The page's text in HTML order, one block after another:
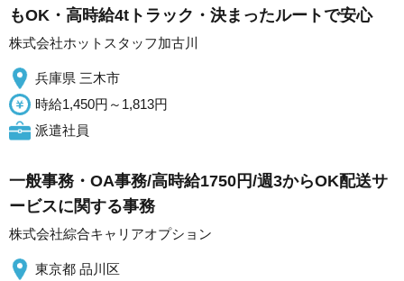
もOK・高時給4tトラック・決まったルートで安心
株式会社ホットスタッフ加古川
兵庫県 三木市
時給1,450円～1,813円
派遣社員
一般事務・OA事務/高時給1750円/週3からOK配送サ
ービスに関する事務
株式会社綜合キャリアオプション
東京都 品川区